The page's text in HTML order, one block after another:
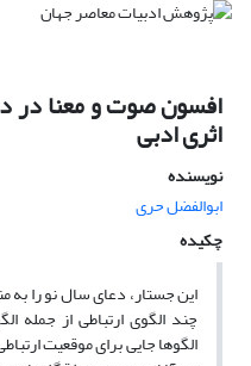
افسون صوت و معنا در
اثری ادبی
نویسنده
ابوالفضل حری
چکیده
این جستار، دعای سال نو را به
چند الگوی ارتباطی از جمله
الگوها جایی برای موقعیت